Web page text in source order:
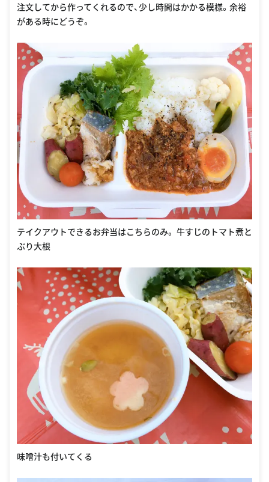
注文してから作ってくれるので、少し時間はかかる模様。余裕
がある時にどうぞ。
テイクアウトできるお弁当はこちらのみ。 牛すじのトマト煮と
ぶり大根
味噌汁も付いてくる